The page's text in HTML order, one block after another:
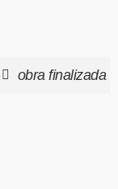
obra finalizada